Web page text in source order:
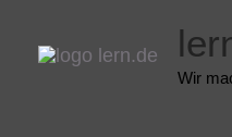
Inhalt
Wir